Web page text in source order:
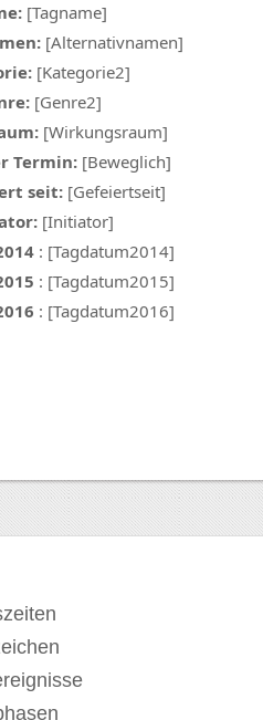
[Tagname]
[Alternativnamen]
[Kategorie2]
[Genre2]
[Wirkungsraum]
Termin: [Beweglich]
seit: [Gefeiertseit]
[Initiator]
: [Tagdatum2014]
: [Tagdatum2015]
: [Tagdatum2016]